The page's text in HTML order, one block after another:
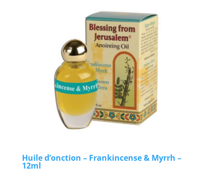
Huile d’onction – Frankincense & Myrrh –
12ml